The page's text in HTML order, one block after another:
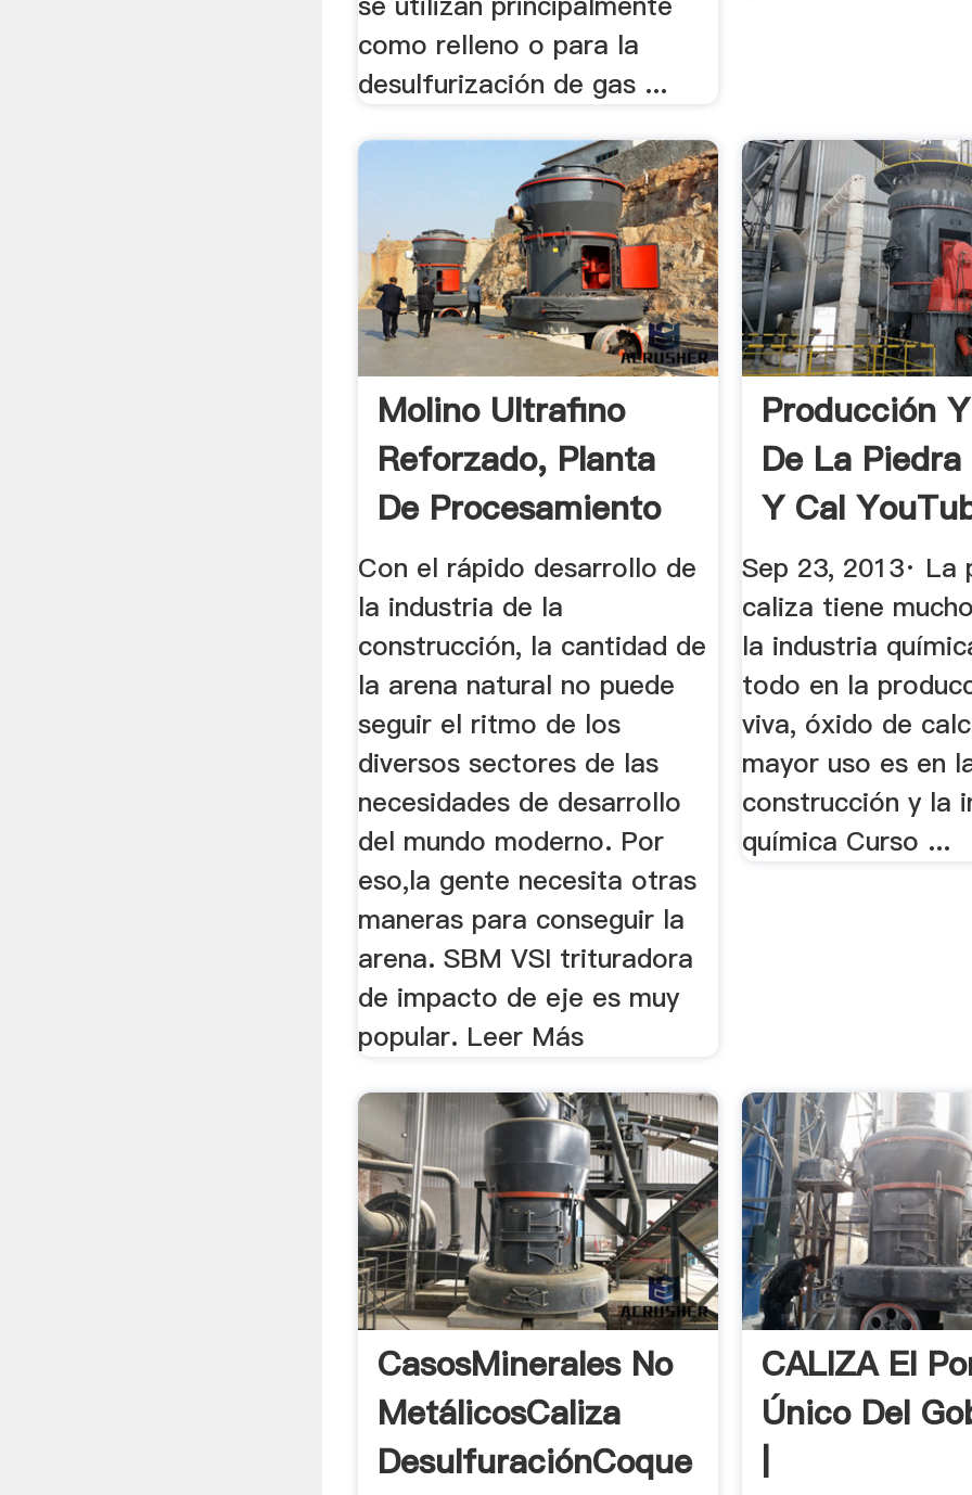
como relleno o para la
desulfurización de gas ...
Molino Ultrafino
Reforzado, Planta
De Procesamiento
De ...
Con el rápido desarrollo de
la industria de la
construcción, la cantidad de
la arena natural no puede
seguir el ritmo de los
diversos sectores de las
necesidades de desarrollo
del mundo moderno. Por
eso,la gente necesita otras
maneras para conseguir la
arena. SBM VSI trituradora
de impacto de eje es muy
popular. Leer Más
Producción
De La
Y Cal
Sep 23, 2013· La
caliza tiene
la industria
todo en la
viva, óxido de
mayor uso es en
construcción y la
química Curso ...
CasosMinerales No
MetálicosCaliza
DesulfuraciónCoque
CALIZA El
Único Del